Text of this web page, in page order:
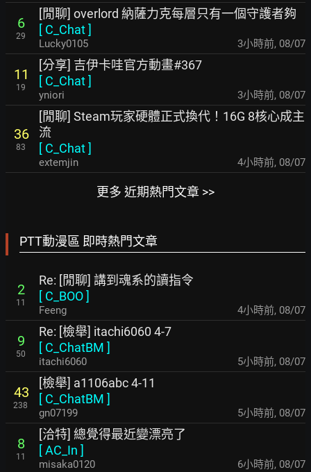
6
29
[閒聊] overlord 納薩力克每層只有一個守護者夠
[ C_Chat]
Lucky0105 3小時前, 08/07
11
19
[分享] 吉伊卡哇官方動畫#367
[ C_Chat]
yniori 3小時前, 08/07
36
83
[閒聊] Steam玩家硬體正式換代！16G 8核心成主
流
[ C_Chat]
extemjin 4小時前, 08/07
更多 近期熱門文章 >>
PTT動漫區 即時熱門文章
2
11
Re: [閒聊] 講到魂系的讀指令
[ C_BOO]
Feeng 4小時前, 08/07
9
50
Re: [檢舉] itachi6060 4-7
[ C_ChatBM ]
itachi6060 5小時前, 08/07
43
238
[檢舉] a1106abc 4-11
[ C_ChatBM ]
gn07199 5小時前, 08/07
8
11
[洽特] 總覺得最近變漂亮了
[AC_In ]
misaka0120 6小時前, 08/07